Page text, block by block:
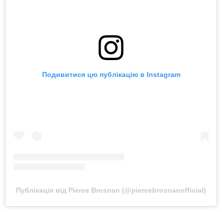
Подивитися цю публікацію в Instagram
Публікація від Pierce Brosnan (@piercebrosnanofficial)